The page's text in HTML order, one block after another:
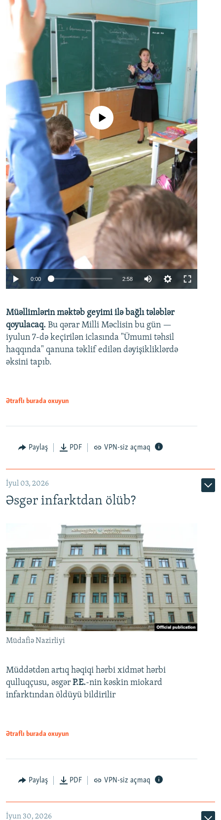
Auto 240p 360p 480p
720p 1080p
No media source currently available
0:00 2:58
360p
480p
720p
Müəllimlərin məktəb geyimi ilə bağlı tələblər
qoyulacaq. Bu qərar Milli Məclisin bu gün —
iyulun 7-də keçirilən iclasında "Ümumi təhsil
haqqında" qanuna təklif edilən dəyişikliklərdə
əksini tapıb.
Ətraflı burada oxuyun
Paylaş PDF VPN-siz açmaq
İyul 03, 2026
Əsgər infarktdan ölüb?
Müdafiə Nazirliyi
Müddətdən artıq həqiqi hərbi xidmət hərbi
qulluqçusu, əsgər P.E.-nin kəskin miokard
infarktından öldüyü bildirilir
Ətraflı burada oxuyun
Paylaş PDF VPN-siz açmaq
İyun 30, 2026